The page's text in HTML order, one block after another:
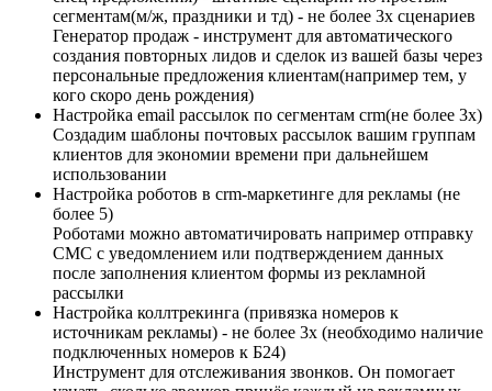
сегментам(м/ж, праздники и тд) - не более 3х сценариев
Генератор продаж - инструмент для автоматического
создания повторных лидов и сделок из вашей базы через
персональные предложения клиентам(например тем, у
кого скоро день рождения)
Настройка email рассылок по сегментам crm(не более 3х)
Создадим шаблоны почтовых рассылок вашим группам
клиентов для экономии времени при дальнейшем
использовании
Настройка роботов в crm-маркетинге для рекламы (не
более 5)
Роботами можно автоматичировать например отправку
СМС с уведомлением или подтверждением данных
после заполнения клиентом формы из рекламной
рассылки
Настройка коллтрекинга (привязка номеров к
источникам рекламы) - не более 3х (необходимо наличие
подключенных номеров к Б24)
Инструмент для отслеживания звонков. Он помогает